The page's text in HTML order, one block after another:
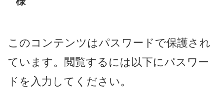
このコンテンツはパスワードで保護され
ています。閲覧するには以下にパスワー
ドを入力してください。